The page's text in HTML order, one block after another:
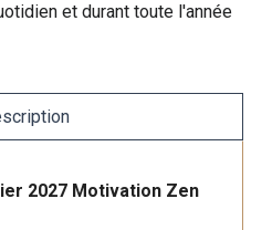
et durant toute l'année
2027 Motivation Zen